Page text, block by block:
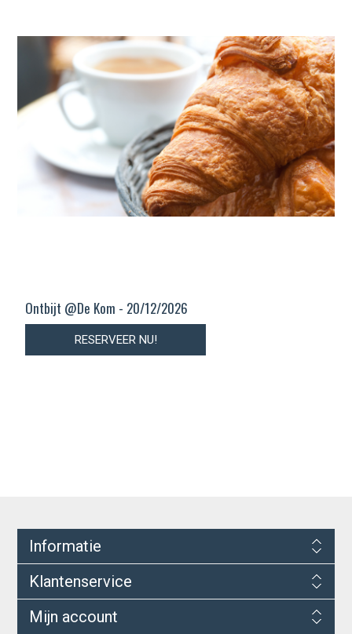
Ontbijt @De Kom - 20/12/2026
RESERVEER NU!
Informatie
Klantenservice
Mijn account